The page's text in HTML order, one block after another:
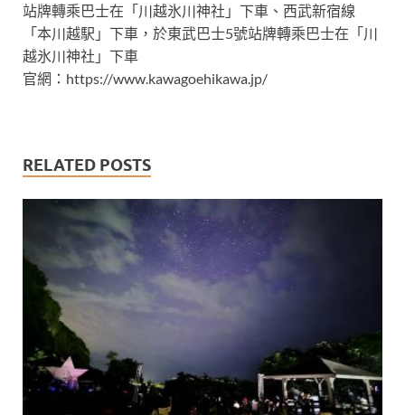
站牌轉乘巴士在「川越氷川神社」下車、西武新宿線
「本川越駅」下車，於東武巴士5號站牌轉乘巴士在「川
越氷川神社」下車
官網：https://www.kawagoehikawa.jp/
RELATED POSTS